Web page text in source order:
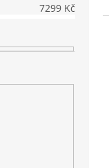
7299 Kč